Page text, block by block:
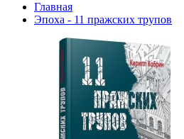
Главная
Эпоха - 11 пражских трупов